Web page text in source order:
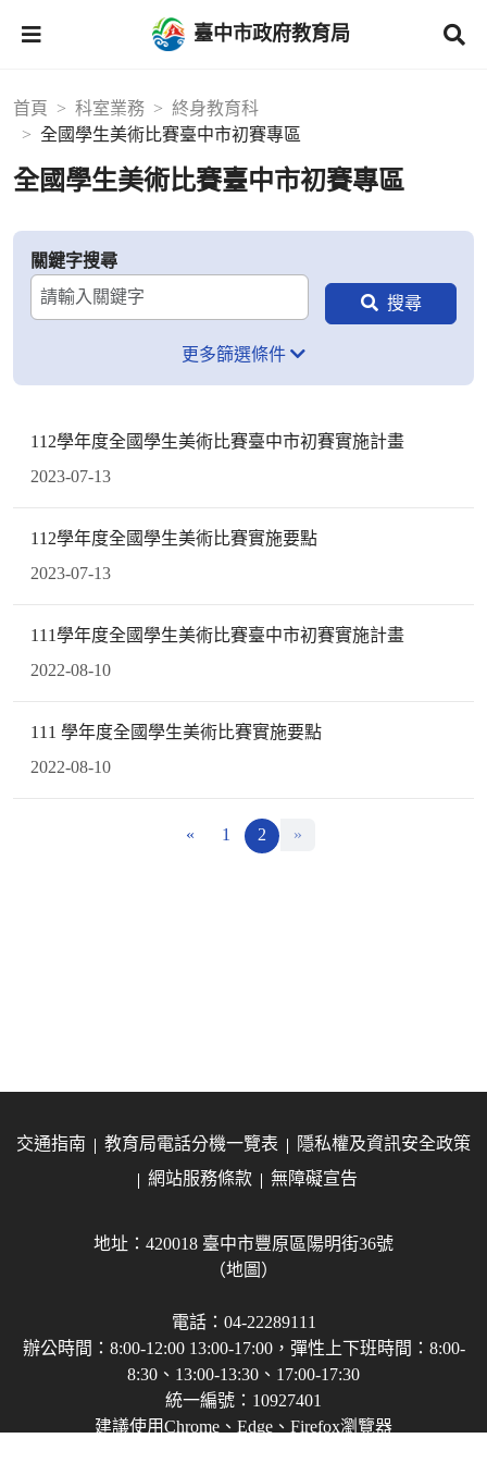
臺中市政府教育局
首頁 科室業務
終身教育科
全國學生美術比賽臺中市初賽專區
全國學生美術比賽臺中市初賽專區
關鍵字搜尋
更多篩選條件
112學年度全國學生美術比賽臺中市初賽實施計畫
2023-07-13
112學年度全國學生美術比賽實施要點
2023-07-13
111學年度全國學生美術比賽臺中市初賽實施計畫
2022-08-10
111 學年度全國學生美術比賽實施要點
2022-08-10
« 1 2 »
交通指南 教育局電話分機一覽表
隱私權及資訊安全政策
網站服務條款
無障礙宣告
地址：420018 臺中市豐原區陽明街36號
（地圖）
電話：04-22289111
辦公時間：8:00-12:00 13:00-17:00，彈性上下班時間：8:00-
8:30、13:00-13:30、17:00-17:30
統一編號：10927401
建議使用Chrome、Edge、Firefox瀏覽器